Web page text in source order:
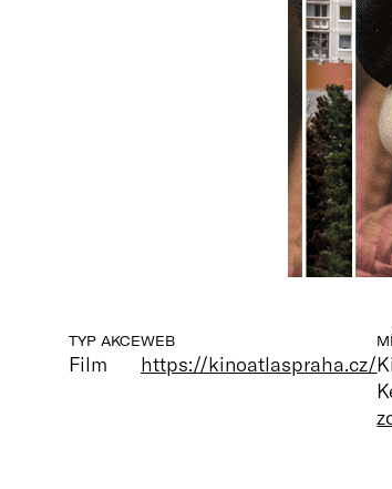
TYP AKCE
Film
WEB
https://kinoatlaspraha.cz/